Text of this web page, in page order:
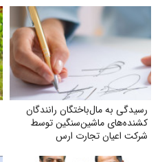
رسیدگی به مال‌باختگان رانندگان
کشنده‌های ماشین‌سنگین توسط
شرکت اعیان تجارت ارس